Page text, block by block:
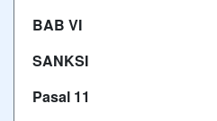
BAB VI
SANKSI
Pasal 11